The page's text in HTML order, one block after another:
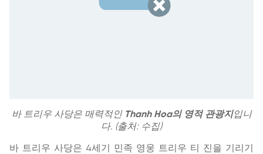
바 트리우 사당은 매력적인 Thanh Hoa의 영적 관광지입니
다. (출처: 수집)
바 트리우 사당은 4세기 민족 영웅 트리우 티 진을 기리기